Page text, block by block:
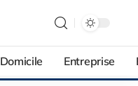
Domicile Entreprise